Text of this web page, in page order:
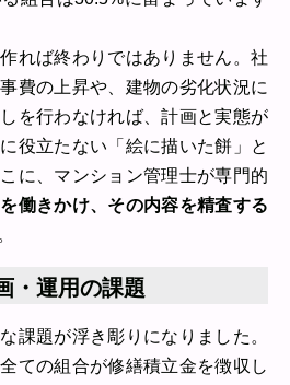
れば終わりではありません。社
費の上昇や、建物の劣化状況に
を行わなければ、計画と実態が
役立たない「絵に描いた餅」と
に、マンション管理士が専門的
働きかけ、その内容を精査する
・運用の課題
課題が浮き彫りになりました。
ての組合が修繕積立金を徴収し